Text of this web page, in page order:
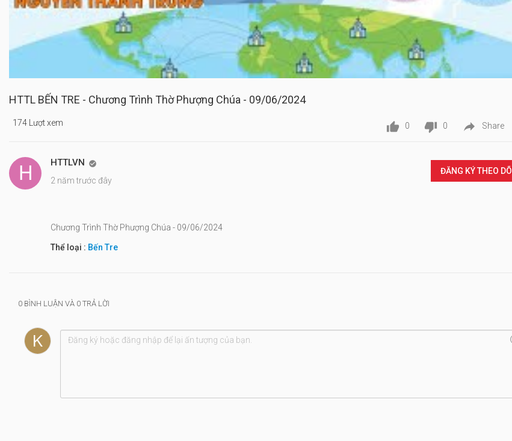
HTTL BẾN TRE - Chương Trình Thờ Phượng Chúa - 09/06/2024
174 Lượt xem  0  0  Share
HTTLVN 
2 năm trước đây
ĐĂNG KÝ THEO DÕI
Chương Trình Thờ Phượng Chúa - 09/06/2024
Thể loại : Bến Tre
0 BÌNH LUẬN VÀ 0 TRẢ LỜI